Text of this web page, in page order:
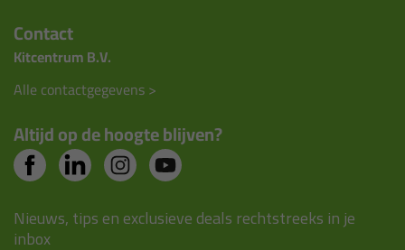
Contact
Kitcentrum B.V.
Alle contactgegevens >
Altijd op de hoogte blijven?
Nieuws, tips en exclusieve deals rechtstreeks in je
inbox